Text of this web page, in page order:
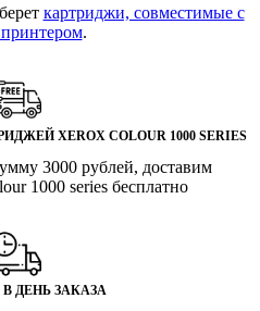
картриджи, совместимые с
.
XEROX COLOUR 1000 SERIES
3000 рублей, доставим
1000 series бесплатно
ДЕНЬ ЗАКАЗА